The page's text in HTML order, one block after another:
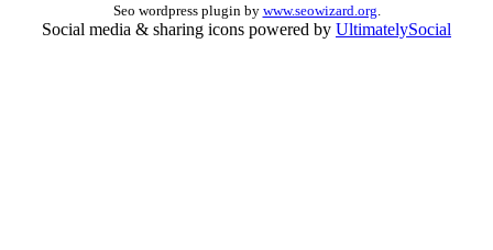
Seo wordpress plugin by www.seowizard.org
Social media & sharing icons powered by UltimatelySocial